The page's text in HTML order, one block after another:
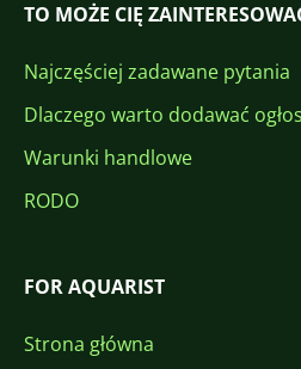
TO MOŻE CIĘ
Najczęściej zadawane pytania
Dlaczego warto dodawać
Warunki handlowe
RODO
FOR AQUARIST
Strona główna